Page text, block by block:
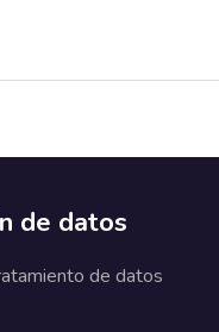
de datos
de datos